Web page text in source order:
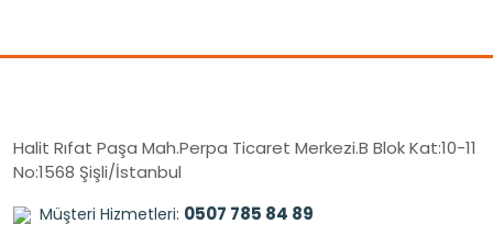
Halit Rıfat Paşa Mah.Perpa Ticaret Merkezi.B Blok Kat:10-11
No:1568 Şişli/İstanbul
Müşteri Hizmetleri: 0507 785 84 89